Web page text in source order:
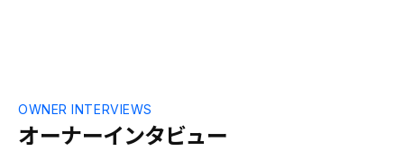
オーナーインタビュー
OWNER INTERVIEWS